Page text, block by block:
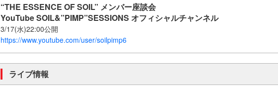
“THE ESSENCE OF SOIL” メンバー座談会
YouTube SOIL&”PIMP”SESSIONS オフィシャルチャンネル
3/17(水)22:00公開
https://www.youtube.com/user/soilpimp6
ライブ情報